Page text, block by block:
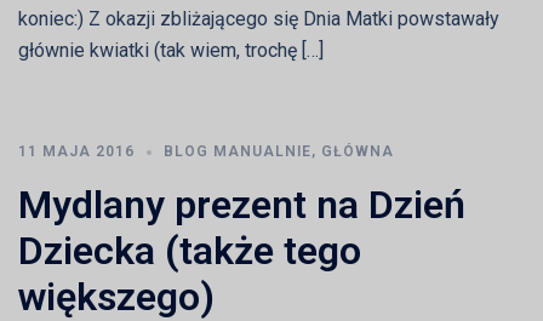
koniec:) Z okazji zbliżającego się Dnia Matki powstawały
głównie kwiatki (tak wiem, trochę […]
11 MAJA 2016 BLOG MANUALNIE, GŁÓWNA
Mydlany prezent na Dzień
Dziecka (także tego
większego)